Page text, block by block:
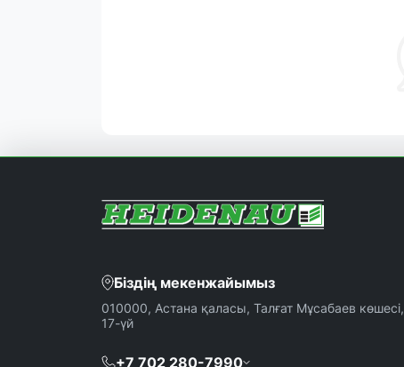
Біздің мекенжайымыз
010000, Астана қаласы, Талғат Мұсабаев көшесі,
17-үй
+7 702 280-7990